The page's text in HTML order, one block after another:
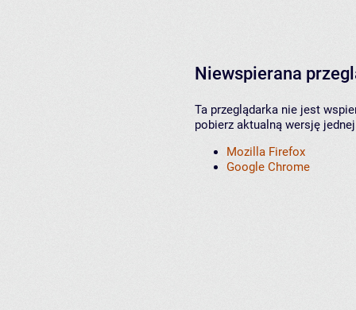
Niewspierana
Ta przeglądarka nie jest
pobierz aktualną wersję
Mozilla Firefox
Google Chrome